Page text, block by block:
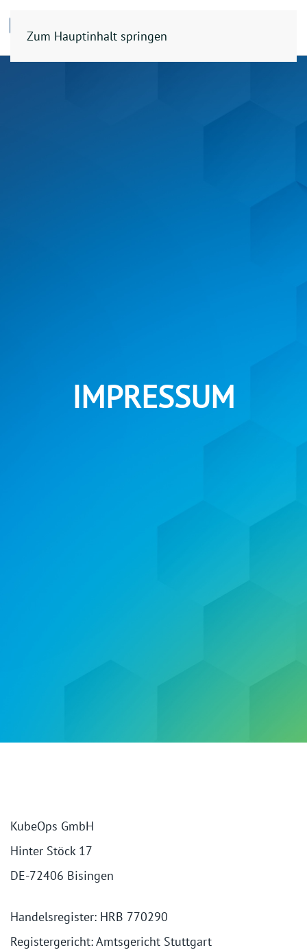
Zum Hauptinhalt springen
IMPRESSUM
KubeOps GmbH
Hinter Stöck 17
DE-72406 Bisingen
Handelsregister: HRB 770290
Registergericht: Amtsgericht Stuttgart